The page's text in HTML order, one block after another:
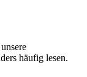
häufig lesen.